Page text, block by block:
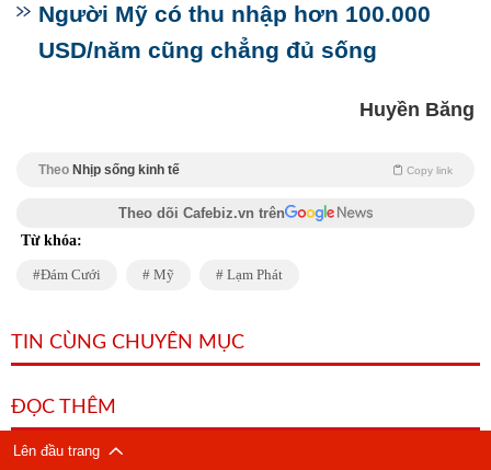
Người Mỹ có thu nhập hơn 100.000
USD/năm cũng chẳng đủ sống
Huyền Băng
Theo Nhịp sống kinh tế Copy link
Theo dõi Cafebiz.vn trên
Từ khóa:
Đám Cưới Mỹ Lạm Phát
TIN CÙNG CHUYÊN MỤC
ĐỌC THÊM
Lên đầu trang